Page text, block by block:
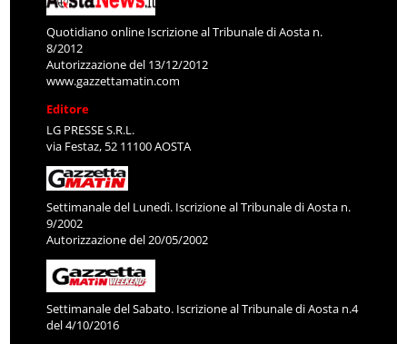
Quotidiano online Iscrizione al Tribunale di Aosta n.
8/2012
Autorizzazione del 13/12/2012
www.gazzettamatin.com
Editore
LG PRESSE S.R.L.
via Festaz, 52 11100 AOSTA
Settimanale del Lunedì. Iscrizione al Tribunale di Aosta n.
9/2002
Autorizzazione del 20/05/2002
Settimanale del Sabato. Iscrizione al Tribunale di Aosta n.4
del 4/10/2016